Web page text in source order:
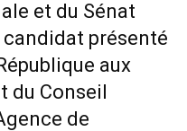
et du Sénat
présenté
aux
du Conseil
de